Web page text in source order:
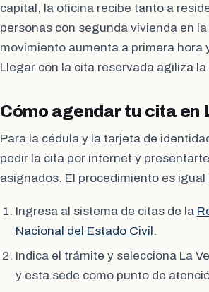
capital, la oficina recibe tanto a
personas con segunda vivienda en
movimiento aumenta a primera hora
Llegar con la cita reservada agiliza la
Cómo agendar tu cita en
Para la cédula y la tarjeta de
pedir la cita por internet y
asignados. El procedimiento es igual
Ingresa al sistema de citas de la
Nacional del Estado Civil.
Indica el trámite y selecciona La
y esta sede como punto de